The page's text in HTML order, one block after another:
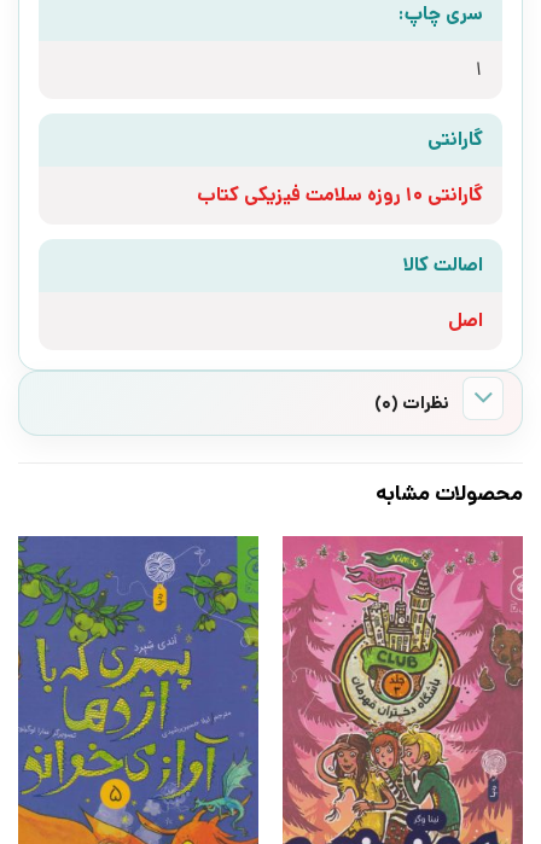
سری چاپ:
1
گارانتی
گارانتی 10 روزه سلامت فیزیکی کتاب
اصالت کالا
اصل
نظرات (0)
محصولات مشابه